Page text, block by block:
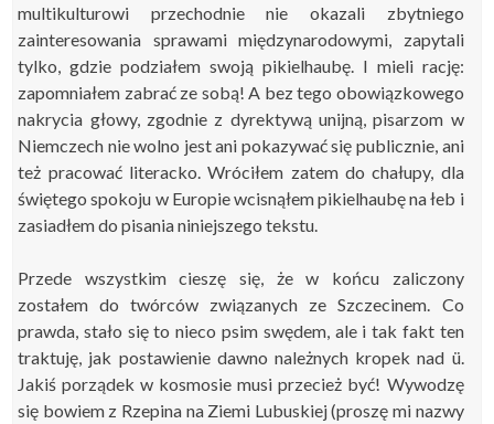
multikulturowi przechodnie nie okazali zbytniego
zainteresowania sprawami międzynarodowymi, zapytali
tylko, gdzie podziałem swoją pikielhaubę. I mieli rację:
zapomniałem zabrać ze sobą! A beztego obowiązkowego
nakrycia głowy, zgodnie z dyrektywą unijną, pisarzom w
Niemczech niewolno jestani pokazywać się publicznie, ani
też pracować literacko.Wróciłem zatem dochałupy, dla
świętego spokoju w Europiewcisnąłem pikielhaubę nałeb i
zasiadłem do pisanianiniejszego tekstu
Przede wszystkim cieszę się, żew końcu zaliczony
zostałem do twórców związanych ze Szczecinem. Co
prawda, stało się to nieco psim swędem, ale i tak fakt ten
traktuję jak postawienie dawno należnych kropek nad ü.
Jakiś porządek w kosmosie musi przecież być! Wywodzę
się bowiem z Rzepina na Ziemi Lubuskiej(proszę mi nazwy